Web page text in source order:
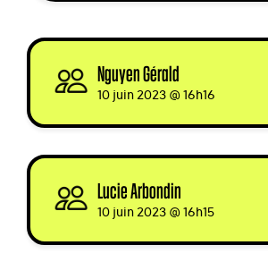
Nguyen Gérald
10 juin 2023 @ 16h16
Lucie Arbondin
10 juin 2023 @ 16h15